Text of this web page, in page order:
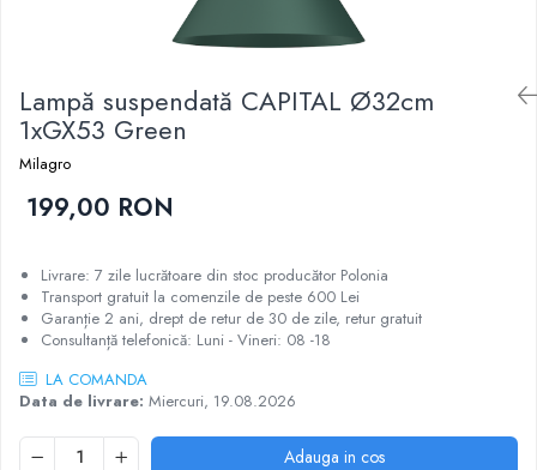
Lampă suspendată CAPITAL Ø32cm
1xGX53 Green
Milagro
199,00 RON
Livrare: 7 zile lucrătoare din stoc producător Polonia
Transport gratuit la comenzile de peste 600 Lei
Garanție 2 ani, drept de retur de 30 de zile, retur gratuit
Consultanță telefonică: Luni - Vineri: 08 -18
LA COMANDA
Data de livrare: Miercuri, 19.08.2026
Adauga in cos